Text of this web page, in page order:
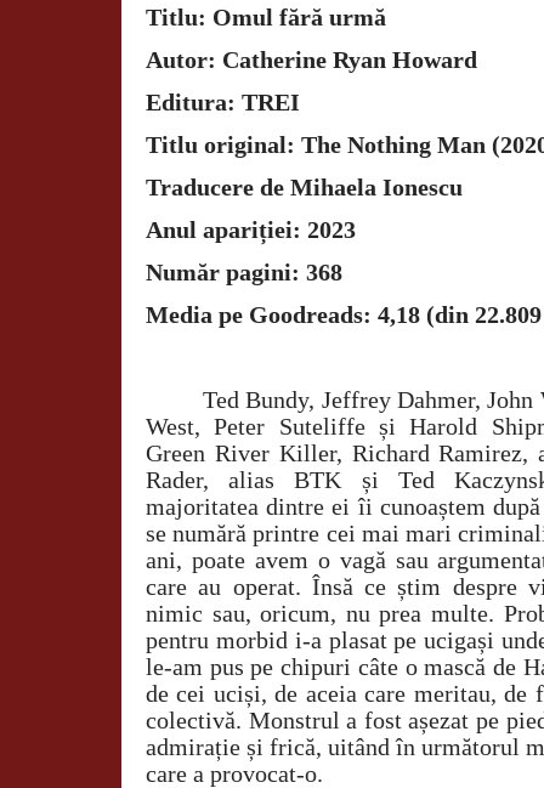
Titlu: Omul fără urmă
Autor: Catherine Ryan Howard
Editura: TREI
Titlu original: The Nothing Man
Traducere de Mihaela Ionescu
Anul apariției: 2023
Număr pagini: 368
Media pe Goodreads: 4,18 (din
Ted Bundy, Jeffrey Dahmer, John
West, Peter Suteliffe și Harold
Green River Killer, Richard Ramirez,
Rader, alias BTK și Ted
majoritatea dintre ei îi cunoaștem
se numără printre cei mai mari
ani, poate avem o vagă sau
care au operat. Însă ce știm despre
nimic sau, oricum, nu prea multe.
pentru morbid i-a plasat pe ucigași
le-am pus pe chipuri câte o mască de
de cei uciși, de aceia care meritau, de
colectivă. Monstrul a fost așezat pe
admirație și frică, uitând în următorul
care a provocat-o.